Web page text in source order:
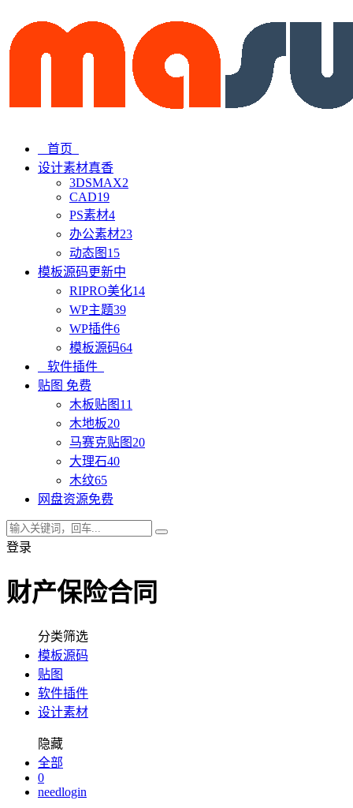
首页
设计素材真香
3DSMAX2
CAD19
PS素材4
办公素材23
动态图 15
模板源码更新中
RIPRO美化14
WP主题39
WP插件6
模板源码64
软件插件
贴图 免费
木板贴图 11
木地板20
马赛克贴图 20
大理石40
木纹65
网盘资源免费
登录
财产保险合同
分类筛选
模板源码
贴图
软件插件
设计素材
隐藏
全部
0
needlogin